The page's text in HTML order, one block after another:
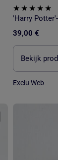
'Harry
39,00 €
Bekijk
Exclu Web